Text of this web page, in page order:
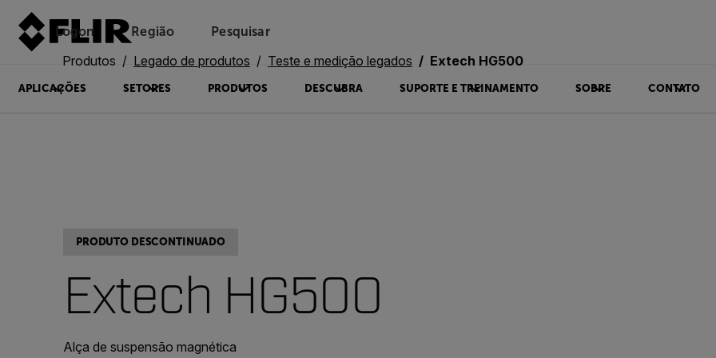
Logon Região Pesquisar
APLICAÇÕES SETORES PRODUTOS DESCUBRA SUPORTE E TREINAMENTO SOBRE CONTATO
Produtos Legado de produtos Teste e medição legados Extech HG500
PRODUTO DESCONTINUADO
Extech HG500
Alça de suspensão magnética